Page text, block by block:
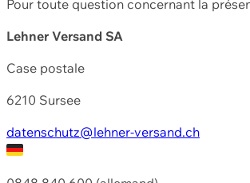
Pour toute question concernant la
Lehner Versand SA
Case postale
6210 Sursee
datenschutz@lehner-versand.ch